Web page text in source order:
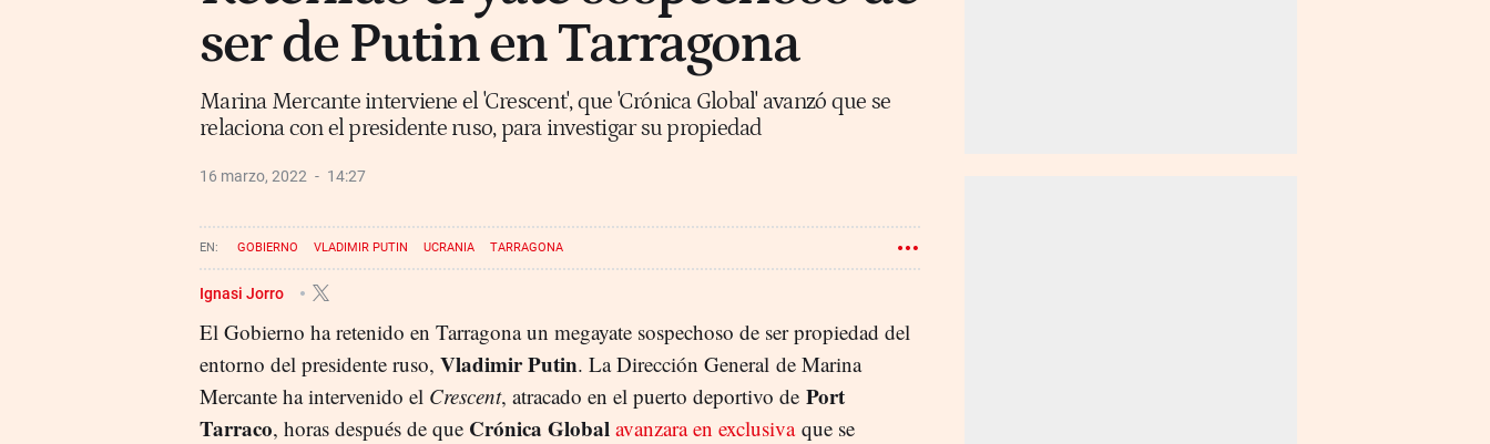
ser de Putin en Tarragona
Marina Mercante interviene el 'Crescent', que 'Crónica Global' avanzó que se
relaciona con el presidente ruso, para investigar su propiedad
16 marzo, 2022 14:27
GOBIERNO VLADIMIR PUTIN UCRANIA TARRAGONA
Ignasi Jorro
El Gobierno ha retenido en Tarragona un megayate sospechoso de ser propiedad del
entorno del presidente ruso, Vladimir Putin. La Dirección General de Marina
Mercante ha intervenido el Crescent, atracado en el puerto deportivo de Port
Tarraco, horas después de que Crónica Global avanzara en exclusivaque se